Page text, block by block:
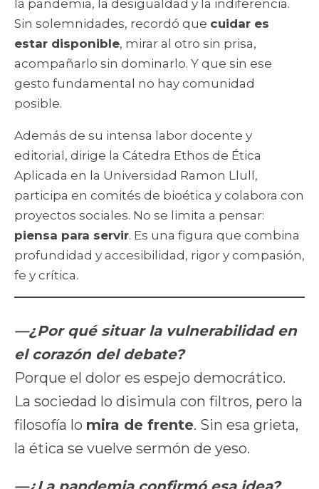
la pandemia, la desigualdad y la indiferencia.
Sin solemnidades, recordó que cuidar es
estar disponible, mirar al otro sin prisa,
acompañarlo sin dominarlo. Y que sin ese
gesto fundamental no hay comunidad
posible.
Además de su intensa labor docente y
editorial, dirige la Cátedra Ethos de Ética
Aplicada en la Universidad Ramon Llull,
participa en comités de bioética y colabora con
proyectos sociales. No se limita a pensar:
piensa para servir. Es una figura que combina
profundidad y accesibilidad, rigor y compasión,
fe y crítica.
—¿Por qué situar la vulnerabilidad en
el corazón del debate?
Porque el dolor es espejo democrático.
La sociedad lo disimula con filtros, pero la
filosofía lo mira de frente. Sin esa grieta,
la ética se vuelve sermón de yeso.